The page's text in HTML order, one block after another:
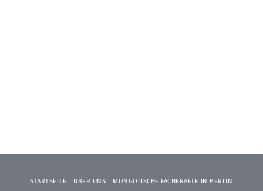
STARTSEITE ÜBER UNS MONGOLISCHE FACHKRÄFTE IN BERLIN